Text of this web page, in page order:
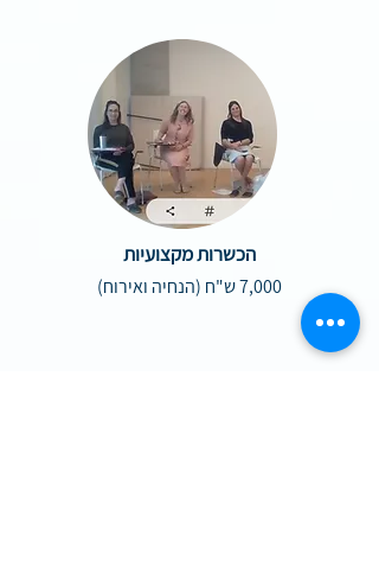
הכשרות מקצועיות
7,000 ש"ח (הנחיה ואירוח)